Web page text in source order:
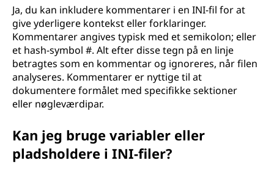
Ja, du kan inkludere kommentarer i en INI-fil for at
give yderligere kontekst eller forklaringer.
Kommentarer angives typisk med et semikolon; eller
et hash-symbol #. Alt efter disse tegn på en linje
betragtes som en kommentar og ignoreres, når filen
analyseres. Kommentarer er nyttige til at
dokumentere formålet med specifikke sektioner
eller nøgleværdipar.
Kan jeg bruge variabler eller
pladsholdere i INI-filer?